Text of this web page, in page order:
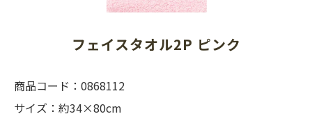
フェイスタオル2P ピンク
商品コード：0868112
サイズ：約34×80cm